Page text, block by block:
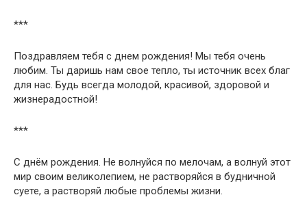
***
Поздравляем тебя с днем рождения! Мы тебя очень
любим. Ты даришь нам свое тепло, ты источник всех благ
для нас. Будь всегда молодой, красивой, здоровой и
жизнерадостной!
***
С днём рождения. Не волнуйся по мелочам, а волнуй этот
мир своим великолепием, не растворяйся в будничной
суете, а растворяй любые проблемы жизни.